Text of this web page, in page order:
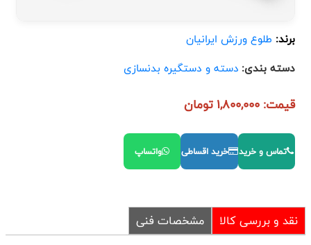
برند: طلوع ورزش ایرانیان
دسته بندی: دسته و دستگیره بدنسازی
قیمت: 1,800,000 تومان
تماس و خرید خرید اقساطی واتساپ
نقد و بررسی کالا مشخصات فنی